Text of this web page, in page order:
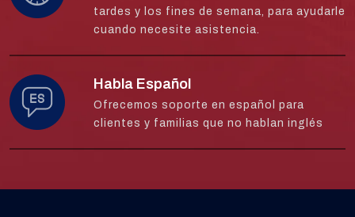
tardes y los fines de semana, para ayudarle
cuando necesite asistencia.
Habla Español
Ofrecemos soporte en español para
clientes y familias que no hablan inglés